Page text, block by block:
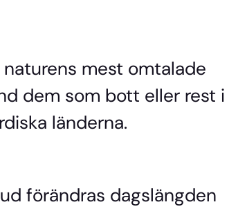
mest omtalade
dem som bott eller rest i
länderna.
förändras dagslängden